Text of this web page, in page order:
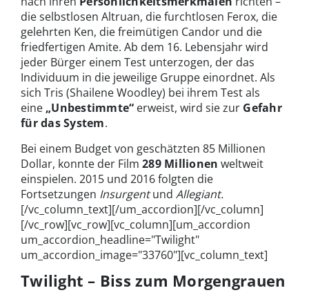
die selbstlosen Altruan, die furchtlosen Ferox, die
gelehrten Ken, die freimütigen Candor und die
friedfertigen Amite. Ab dem 16. Lebensjahr wird
jeder Bürger einem Test unterzogen, der das
Individuum in die jeweilige Gruppe einordnet. Als
sich Tris (Shailene Woodley) bei ihrem Test als
eine „Unbestimmte“ erweist, wird sie zur Gefahr
für das System.
Bei einem Budget von geschätzten 85 Millionen
Dollar, konnte der Film 289 Millionen weltweit
einspielen. 2015 und 2016 folgten die
Fortsetzungen Insurgentund Allegiant.
[/vc_column_text][/um_accordion][/vc_column]
[/vc_row][vc_row][vc_column][um_accordion
um_accordion_headline="Twilight"
um_accordion_image="33760"][vc_column_text]
Twilight – Biss zum Morgengrauen